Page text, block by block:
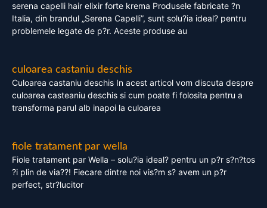
serena capelli hair elixir forte krema Produsele fabricate ?n
Italia, din brandul „Serena Capelli”, sunt solu?ia ideal? pentru
problemele legate de p?r. Aceste produse au
culoarea castaniu deschis
Culoarea castaniu deschis In acest articol vom discuta despre
culoarea casteaniu deschis si cum poate fi folosita pentru a
transforma parul alb inapoi la culoarea
fiole tratament par wella
Fiole tratament par Wella – solu?ia ideal? pentru un p?r s?n?tos
?i plin de via??! Fiecare dintre noi vis?m s? avem un p?r
perfect, str?lucitor